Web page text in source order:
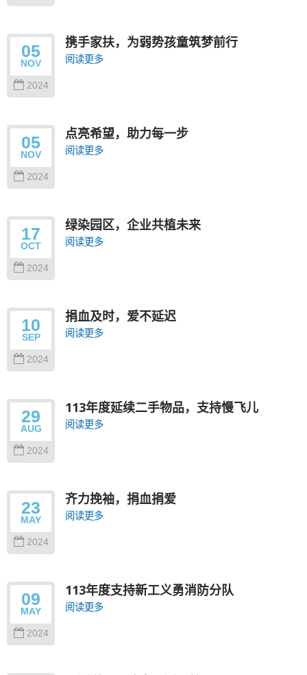
05
NOV
2024
携手家扶，为弱势孩童筑梦前行
阅读更多
05
NOV
2024
点亮希望，助力每一步
阅读更多
17
OCT
2024
绿染园区，企业共植未来
阅读更多
10
SEP
2024
捐血及时，爱不延迟
阅读更多
29
AUG
2024
113年度延续二手物品，支持慢飞儿
阅读更多
23
MAY
2024
齐力挽袖，捐血捐爱
阅读更多
09
MAY
2024
113年度支持新工义勇消防分队
阅读更多